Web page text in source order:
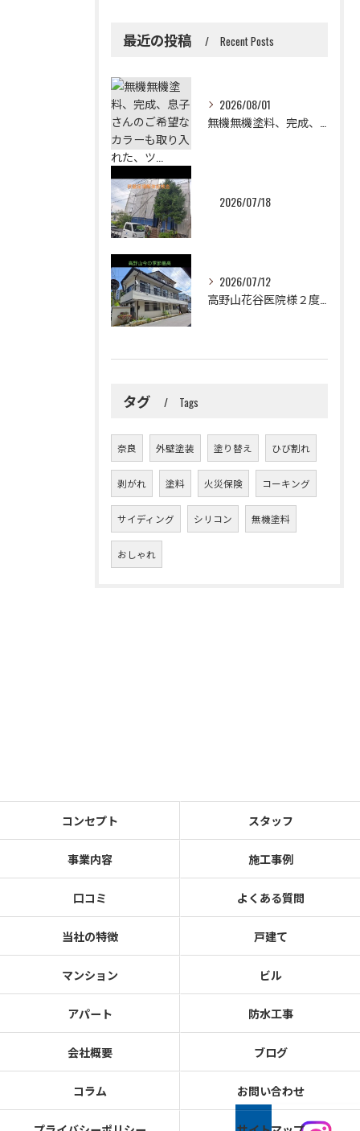
最近の投稿 Recent Posts
2026/08/01
無機無機塗料、完成、息子さんのご希望なカラーも取り入れた、ツ...
2026/07/18
2026/07/12
高野山花谷医院様２度目のご依頼誠に有難うございました！😉✨2...
タグ Tags
奈良 外壁塗装 塗り替え ひび割れ
剥がれ 塗料 火災保険 コーキング
サイディング シリコン 無機塗料
おしゃれ
コンセプト スタッフ
事業内容 施工事例
口コミ よくある質問
当社の特徴 戸建て
マンション ビル
アパート 防水工事
会社概要 ブログ
コラム お問い合わせ